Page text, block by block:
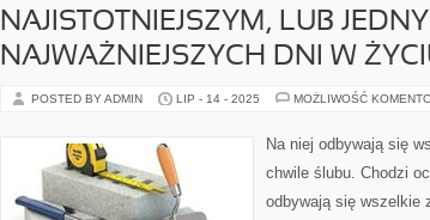
NAJISTOTNIEJSZYM, LUB
NAJWAŻNIEJSZYCH DNI W
POSTED BY ADMIN LIP - 14 - 2025 MOŻLIWOŚĆ
Na niej odbywają się
chwile ślubu. Chodzi
odbywają się wszelkie